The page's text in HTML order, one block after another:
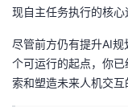
现自主任务执行的核心
尽管前方仍有提升AI
个可运行的起点，你
索和塑造未来人机交互